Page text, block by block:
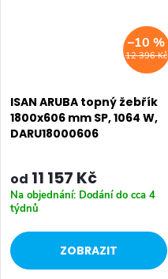
12 396 Kč
–10 %
ISAN ARUBA topný žebřík
1800x606 mm SP, 1064 W,
DARU18000606
od 11 157 Kč
Na objednání: Dodání do cca 4
týdnů
ZOBRAZIT